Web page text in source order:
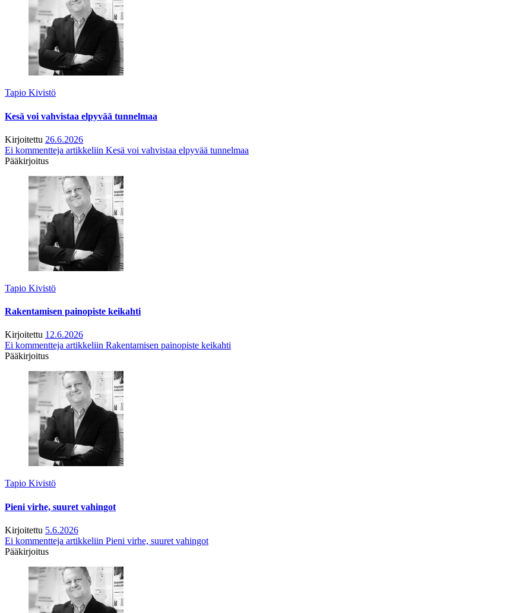
Tapio Kivistö
Kesä voi vahvistaa elpyvää tunnelmaa
Kirjoitettu 26.6.2026
Ei kommentteja artikkeliin Kesä voi vahvistaa elpyvää tunnelmaa
Pääkirjoitus
Tapio Kivistö
Rakentamisen painopiste keikahti
Kirjoitettu 12.6.2026
Ei kommentteja artikkeliin Rakentamisen painopiste keikahti
Pääkirjoitus
Tapio Kivistö
Pieni virhe, suuret vahingot
Kirjoitettu 5.6.2026
Ei kommentteja artikkeliin Pieni virhe, suuret vahingot
Pääkirjoitus